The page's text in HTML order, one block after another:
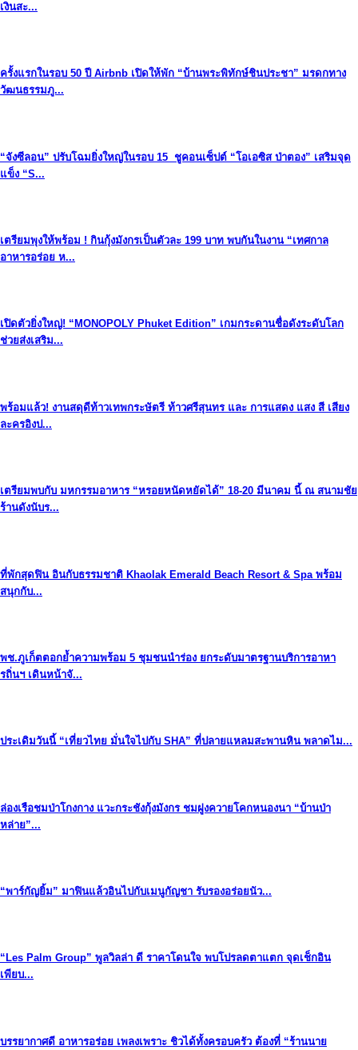
เงินสะ...
ครั้งแรกในรอบ 50 ปี Airbnb เปิดให้พัก “บ้านพระพิทักษ์ชินประชา” มรดกทาง
วัฒนธรรมภู...
“จังซีลอน” ปรับโฉมยิ่งใหญ่ในรอบ 15 ชูคอนเซ็ปต์ “โอเอซิส ป่าตอง” เสริมจุด
แข็ง “S...
เตรียมพุงให้พร้อม ! กินกุ้งมังกรเป็นตัวละ 199 บาท พบกันในงาน “เทศกาล
อาหารอร่อย ห...
เปิดตัวยิ่งใหญ่! “MONOPOLY Phuket Edition” เกมกระดานชื่อดังระดับโลก
ช่วยส่งเสริม...
พร้อมแล้ว! งานสดุดีท้าวเทพกระษัตรี ท้าวศรีสุนทร และ การแสดง แสง สี เสียง
ละครอิงป...
เตรียมพบกับ มหกรรมอาหาร “หรอยหนัดหยัดได้” 18-20 มีนาคม นี้ ณ สนามชัย
ร้านดังนับร...
ที่พักสุดฟิน อินกับธรรมชาติ Khaolak Emerald Beach Resort & Spa พร้อม
สนุกกับ...
พช.ภูเก็ตตอกย้ำความพร้อม 5 ชุมชนนำร่อง ยกระดับมาตรฐานบริการอาหา
รถิ่นฯ เดินหน้าจั...
ประเดิมวันนี้ “เที่ยวไทย มั่นใจไปกับ SHA” ที่ปลายแหลมสะพานหิน พลาดไม...
ล่องเรือชมป่าโกงกาง แวะกระชังกุ้งมังกร ชมฝูงควายโคกหนองนา “บ้านป่า
หล่าย”...
“พาร์กัญยิ้ม” มาฟินแล้วอินไปกับเมนูกัญชา รับรองอร่อยนัว...
“Les Palm Group” พูลวิลล่า ดี ราคาโดนใจ พบโปรลดตาแตก จุดเช็กอิน
เพียบ...
บรรยากาศดี อาหารอร่อย เพลงเพราะ ชิวได้ทั้งครอบครัว ต้องที่ “ร้านนาย